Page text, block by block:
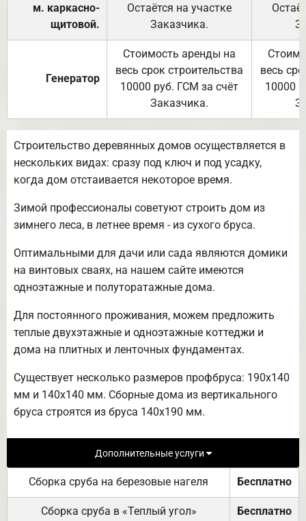
м. каркасно-
щитовой.
Остаётся на участке
Заказчика.
Генератор
Стоимость аренды на
весь срок строительства
10000 руб. ГСМ за счёт
Заказчика.
весь
10000
Строительство деревянных домов осуществляется в
нескольких видах: сразу под ключ и под усадку,
когда дом отстаивается некоторое время.
Зимой профессионалы советуют строить дом из
зимнего леса, в летнее время - из сухого бруса.
Оптимальными для дачи или сада являются домики
на винтовых сваях, на нашем сайте имеются
одноэтажные и полуторатажные дома.
Для постоянного проживания, можем предложить
теплые двухэтажные и одноэтажные коттеджи и
дома на плитных и ленточных фундаментах.
Существует несколько размеров профбруса: 190х140
мм и 140х140 мм. Сборные дома из вертикального
бруса строятся из бруса 140х190 мм.
Дополнительные услуги
Сборка сруба на березовые нагеля Бесплатно
Сборка сруба в «Теплый угол» Бесплатно